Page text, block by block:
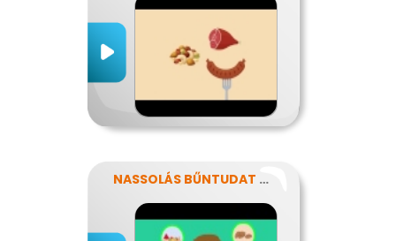
NASSOLÁS BŰNTUDAT NÉLKÜL